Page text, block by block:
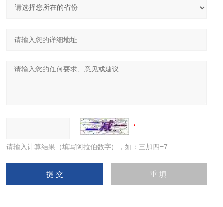
请输入计算结果（填写阿拉伯数字），如：三加四=7